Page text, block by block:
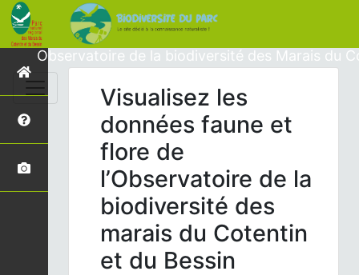
Observatoire de la biodiversité des Marais du
Visualisez les
données faune et
flore de
l’Observatoire de la
biodiversité des
marais du Cotentin
et du Bessin